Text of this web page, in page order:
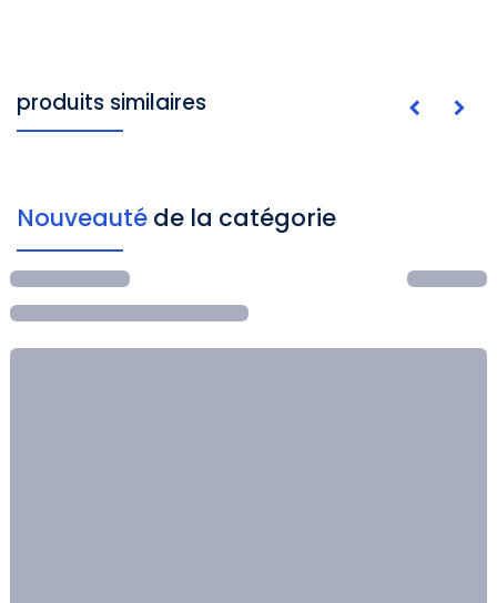
produits similaires
Nouveauté de la catégorie